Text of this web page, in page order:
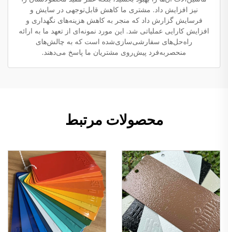
نیز افزایش داد. مشتری ما کاهش قابل‌توجهی در سایش و
فرسایش گزارش داد که منجر به کاهش هزینه‌های نگهداری و
افزایش کارایی عملیاتی شد. این مورد نمونه‌ای از تعهد ما به ارائه
راه‌حل‌های سفارشی‌سازی‌شده است که به چالش‌های
منحصربه‌فرد پیش‌روی مشتریان ما پاسخ می‌دهند.
محصولات مرتبط